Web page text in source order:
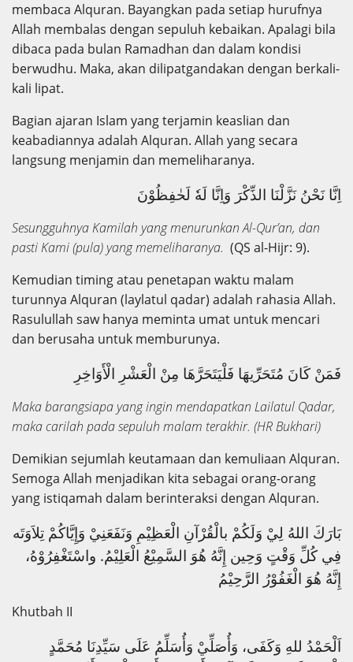
membaca Alquran. Bayangkan pada setiap hurufnya
Allah membalas dengan sepuluh kebaikan. Apalagi bila
dibaca pada bulan Ramadhan dan dalam kondisi
berwudhu. Maka, akan dilipatgandakan dengan berkali-
kali lipat.
Bagian ajaran Islam yang terjamin keaslian dan
keabadiannya adalah Alquran. Allah yang secara
langsung menjamin dan memeliharanya.
اِنَّا نَحْنُ نَزَّلْنَا الذِّكْرَ وَاِنَّا لَهٗ لَحٰفِظُوْنَ
Sesungguhnya Kamilah yang menurunkan Al-Qur’an, dan
pasti Kami (pula) yang memeliharanya. (QS al-Hijr: 9).
Kemudian timing atau penetapan waktu malam
turunnya Alquran (laylatul qadar) adalah rahasia Allah.
Rasulullah saw hanya meminta umat untuk mencari
dan berusaha untuk memburunya.
فَمَنْ كَانَ مُتَحَرِّيهَا فَلْيَتَحَرَّهَا مِنْ الْعَشْرِ الْأَوَاخِرِ
Maka barangsiapa yang ingin mendapatkan Lailatul Qadar,
maka carilah pada sepuluh malam terakhir. (HR Bukhari)
Demikian sejumlah keutamaan dan kemuliaan Alquran.
Semoga Allah menjadikan kita sebagai orang-orang
yang istiqamah dalam berinteraksi dengan Alquran.
بَارَكَ اللهُ لِيْ وَلَكُمْ بالْقُرْآنِ الْعَظِيْمِ وَنَفَعَنِيْ وَإِيَّاكُمْ تِلاَوَتَه
فِي كُلِّ وَقْتٍ وَحِين إِنَّهُ هُوَ السَّمِيْعُ الْعَلِيْمُ. واسْتَغْفِرُوْهُ،
إِنَّهُ هُوَ الْغَفُوْرُ الرَّحِيْمُ
Khutbah II
اَلْحَمْدُ للهِ وَكَفَى، وَأُصَلِّيْ وَأُسَلِّمُ عَلَى سَيِّدِنَا مُحَمَّدٍ